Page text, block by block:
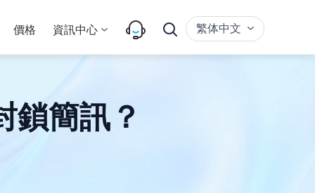
價格 資訊中心 繁体中文
鎖簡訊？